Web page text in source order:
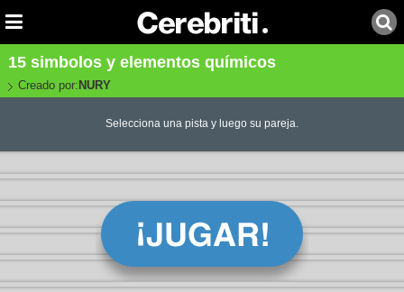
15 simbolos y elementos químicos
Creado por: NURY
Selecciona una pista y luego su pareja.